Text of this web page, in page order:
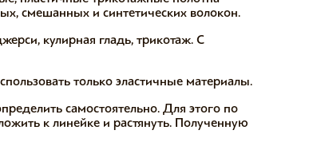
смешанных и синтетических волокон.
кулирная гладь, трикотаж. С
только эластичные материалы.
самостоятельно. Для этого по
к линейке и растянуть. Полученную